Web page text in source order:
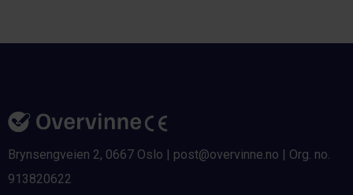
Brynsengveien 2, 0667 Oslo | post@overvinne.no | Org. no.
913820622